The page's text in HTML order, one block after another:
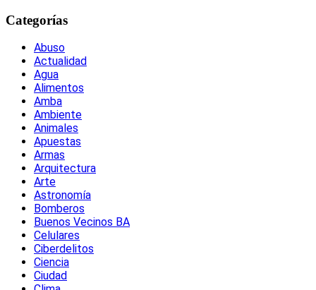
Categorías
Abuso
Actualidad
Agua
Alimentos
Amba
Ambiente
Animales
Apuestas
Armas
Arquitectura
Arte
Astronomía
Bomberos
Buenos Vecinos BA
Celulares
Ciberdelitos
Ciencia
Ciudad